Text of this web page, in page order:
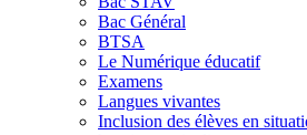
Bac Général
BTSA
Le Numérique éducatif
Examens
Langues vivantes
Inclusion des élèves en